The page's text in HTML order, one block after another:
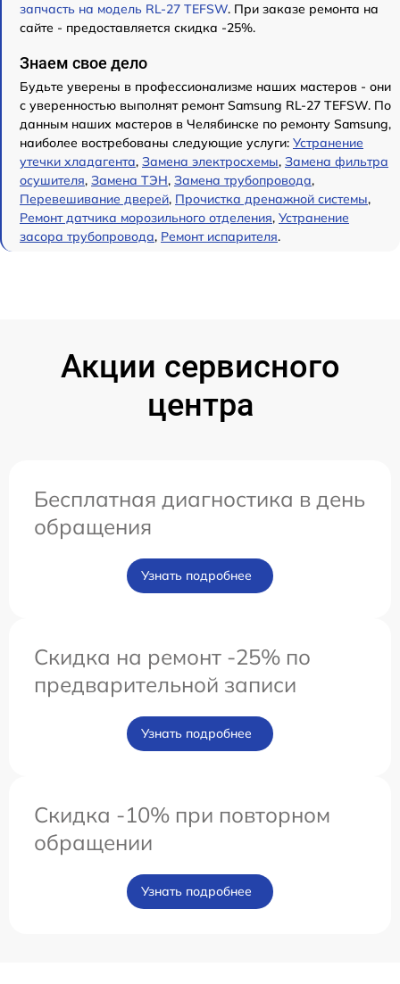
запчасть на модель RL-27 TEFSW. При заказе ремонта на
сайте - предоставляется скидка -25%.
Знаем свое дело
Будьте уверены в профессионализме наших мастеров - они
с уверенностью выполнят ремонт Samsung RL-27 TEFSW. По
данным наших мастеров в Челябинске по ремонту Samsung,
наиболее востребованы следующие услуги: Устранение
утечки хладагента, Замена электросхемы, Замена фильтра
осушителя, Замена ТЭН, Замена трубопровода,
Перевешивание дверей, Прочистка дренажной системы,
Ремонт датчика морозильного отделения, Устранение
засора трубопровода, Ремонт испарителя.
Акции сервисного
центра
Бесплатная диагностика в день
обращения
Узнать подробнее
Скидка на ремонт -25% по
предварительной записи
Узнать подробнее
Скидка -10% при повторном
обращении
Узнать подробнее